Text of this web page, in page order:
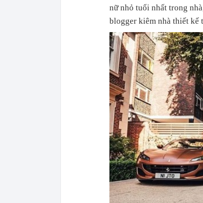
nữ nhỏ tuổi nhất trong
blogger kiêm nhà thiết kế